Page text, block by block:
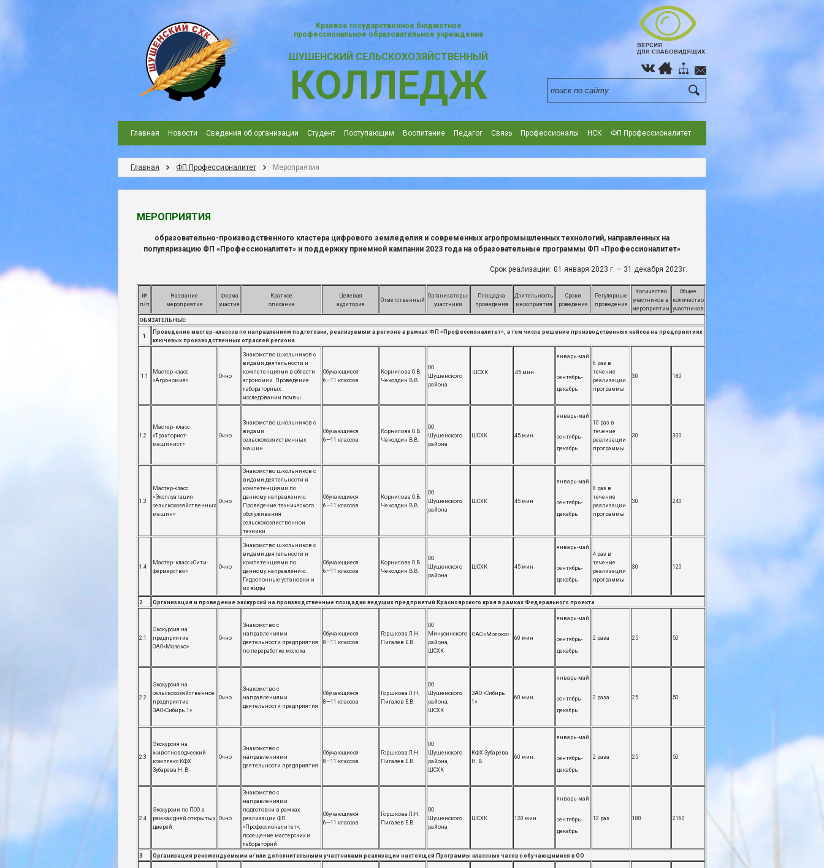
Краевое государственное бюджетное
профессиональное образовательное учреждение
ШУШЕНСКИЙ СЕЛЬСКОХОЗЯЙСТВЕННЫЙ
КОЛЛЕДЖ
Главная Новости Сведения об организации Студент Поступающим Воспитание Педагог Cвязь Профессионалы НСК ФП Профессионалитет
Главная ФП Профессионалитет Мероприятия
МЕРОПРИЯТИЯ
образовательно-производственного кластера цифрового земледелия и современных агропромышленных технологий, направленных на
популяризацию ФП «Профессионалитет» и поддержку приемной кампании 2023 года на образовательные программы ФП «Профессионалитет»
Срок реализации: 01 января 2023 г. – 31 декабря 2023г.
№
п/п
Название
мероприятия
Форма
участия
Краткое
описание
Целевая
аудитория
Ответственный
Организаторы-
участники
Площадка
проведения
Длительность
мероприятия
Сроки
роведения
Регулярные
проведения
Количество
участников в
мероприятии
Общее
количество
участников
ОБЯЗАТЕЛЬНЫЕ:
1
Проведение мастер-классов по направлениям подготовки, реализуемым в регионе в рамках ФП «Профессионалитет», в том числе решение производственных кейсов на предприятиях
ключевых производственных отраслей региона
1.1
Мастер-класс
«Агрономия»
Очно
Знакомство школьников с
видами деятельности и
компетенциями в области
агрономии. Проведение
лабораторных
исследовании почвы
Обучающиеся
6—11 классов
Корнилова О.В.
Чеколдин В.В.
ОО
Шушенского
района
ШСХК 45 мин.
январь-май
сентябрь-
декабрь
6 раз в
течение
реализации
программы
30 180
1.2
Мастер- класс
«Тракторист-
машинист»
Очно
Знакомство школьников с
видами
сельскохозяиственных
машин
Обучающиеся
6—11 классов
Корнилова О.В.
Чеколдин В.В.
ОО
Шушенского
района
ШСХК 45 мин.
январь-май
сентябрь-
декабрь
10 раз в
течение
реализации
программы
30 300
1.3
Мастер-класс
«Эксплуатация
сельскохозяйственных
машин»
Очно
Знакомство школьников с
видами деятельности и
компетенциями по
данному направлению.
Проведение технического
обслуживания
сельскохозяиственнои
техники
Обучающиеся
6—11 классов
Корнилова О.В.
Чеколдин В.В.
ОО
Шушенского
района
ШСХК 45 мин
январь-май
сентябрь-
декабрь
8 раз в
течение
реализации
программы
30 240
1.4
Мастер- класс «Сити-
фермерство»
Очно
Знакомство школьников с
видами деятельности и
компетенциями по
данному направлению.
Гидропонные установки и
их виды
Обучающиеся
6—11 классов
Корнилова О.В.
Чеколдин В.В.
ОО
Шушенского
района
ШСХК 45 мин
январь-май
сентябрь-
декабрь
4 раз в
течение
реализации
программы
30 120
2 Организация и проведение экскурсий на производственные площадки ведущих предприятий Красноярского края в рамках Федерального проекта
2.1
Экскурсия на
предприятие
ОАО«Молоко»
Очно
Знакомство с
направлениями
деятельности предприятия
по переработке молока
Обучающиеся
8—11 классов
Горшкова Л.Н.
Пигалев Е.В.
ОО
Минусинского
района,
ШСХК
ОАО «Молоко»
60 мин
январь-май
сентябрь-
декабрь
2 раза 25 50
2.2
Экскурсия на
сельскохозяйственное
предприятие
ЗАО«Сибирь 1»
Очно
Знакомство с
направлениями
деятельности предприятия
Обучающиеся
8—11 классов
Горшкова Л.Н.
Пигалев Е.В.
ОО
Шушенского
района,
​ШСХК
ЗАО «Сибирь
1»
60 мин.
январь-май
сентябрь-
декабрь
2 раза 25 50
2.3
Экскурсия на
животноводческий
комплекс КФХ
Зубарева Н. В.
Очно
Знакомство с
направлениями
деятельности предприятия
Обучающиеся
8—11 классов
Горшкова Л.Н.
Пигалев Е.В.
ОО
Шушенского
района,
​ШСХК
КФХ Зубарева
Н. В.
60 мин.
январь-май
сентябрь-
декабрь
2 раза 25 50
2.4
Экскурсии по ПОО в
рамках дней открытых
дверей
Очно
Знакомство с
направлениями
подготовки в рамках
реализации ФП
«Профессионалитет»,
посещение мастерских и
лабораторий
Обучающиеся
6—11 классов
Горшкова Л.Н.
Пигалев Е.В.
ОО
Шушенского
района
ШСХК 120 мин.
январь-май
сентябрь-
декабрь
12 раз 180 2160
3 Организация рекомендуемыми и/ или дополнительными участниками реализации настоящей Программы классных часов с обучающимися в ОО